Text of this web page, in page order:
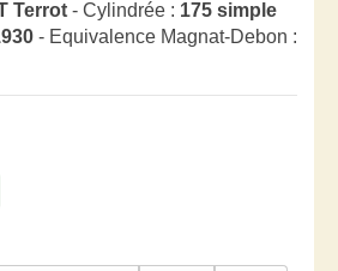
Terrot - Cylindrée : 175 simple
- Equivalence Magnat-Debon :